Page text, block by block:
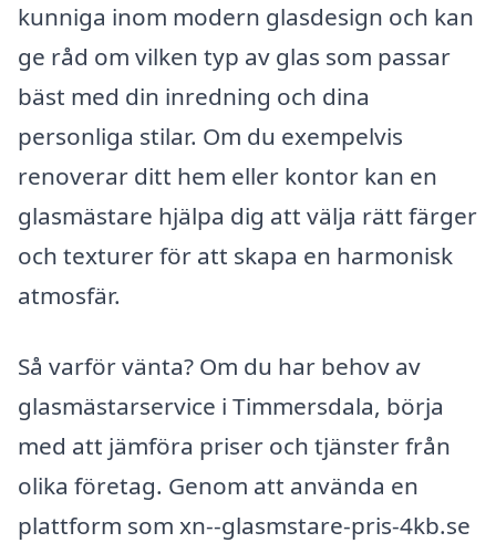
kunniga inom modern glasdesign och kan
ge råd om vilken typ av glas som passar
bäst med din inredning och dina
personliga stilar. Om du exempelvis
renoverar ditt hem eller kontor kan en
glasmästare hjälpa dig att välja rätt färger
och texturer för att skapa en harmonisk
atmosfär.
Så varför vänta? Om du har behov av
glasmästarservice i Timmersdala, börja
med att jämföra priser och tjänster från
olika företag. Genom att använda en
plattform som xn--glasmstare-pris-4kb.se